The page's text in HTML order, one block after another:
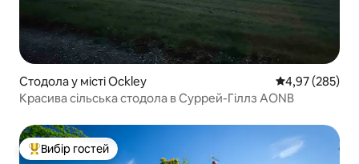
Стодола у місті Ockley Середня
4,97 (285)
Красива сільська стодола в Суррей-Гіллз AONB
Топ вибір гостей
Вибір гостей